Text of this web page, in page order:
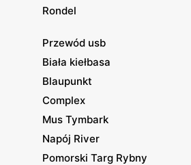
Rondel
Przewód usb
Biała kiełbasa
Blaupunkt
Complex
Mus Tymbark
Napój River
Pomorski Targ Rybny